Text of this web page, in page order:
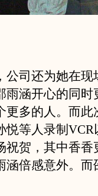
司还为她在现
雨涵开心的同时
更多的人。而此
悦等人录制
祝贺，其中香香
涵倍感意外。而